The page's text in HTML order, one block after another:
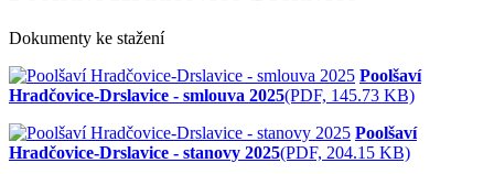
Dokumenty ke stažení
Poolšaví
Hradčovice-Drslavice - smlouva 2025(PDF, 145.73 KB)
Poolšaví
Hradčovice-Drslavice - stanovy 2025(PDF, 204.15 KB)